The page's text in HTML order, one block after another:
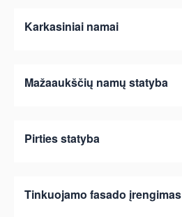
Karkasiniai namai
Mažaaukščių namų statyba
Pirties statyba
Tinkuojamo fasado įrengimas